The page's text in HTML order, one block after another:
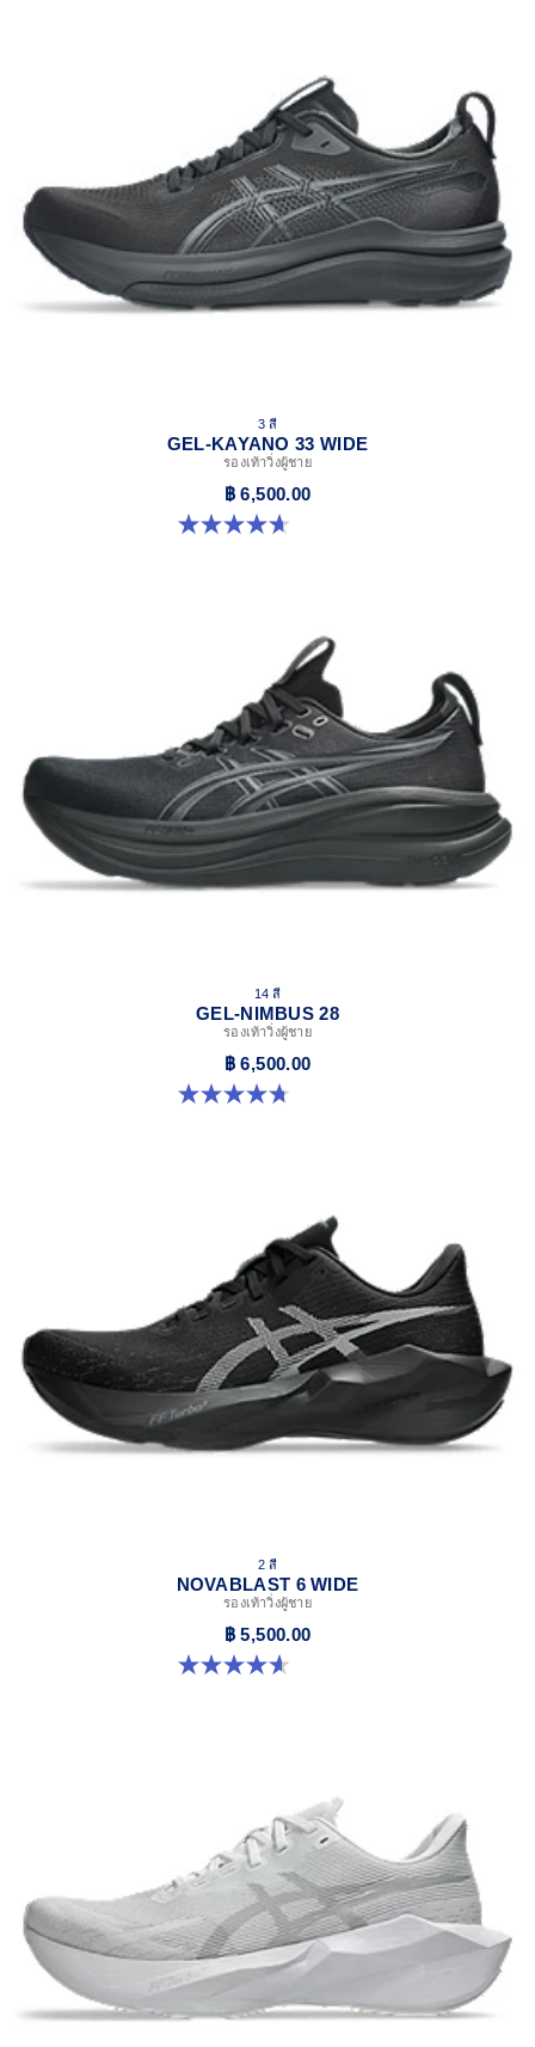
3 สี
GEL-KAYANO 33 WIDE
รองเท้าวิ่งผู้ชาย
฿ 6,500.00
4.7 จาก 5 ดาว 20 รีวิว
14 สี
GEL-NIMBUS 28
รองเท้าวิ่งผู้ชาย
฿ 6,500.00
4.7 จาก 5 ดาว 280 รีวิว
2 สี
NOVABLAST 6 WIDE
รองเท้าวิ่งผู้ชาย
฿ 5,500.00
4.6 จาก 5 ดาว 10 รีวิว